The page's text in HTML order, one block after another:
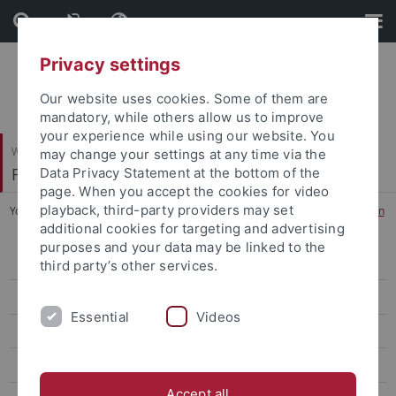
Skip
to
content
Skip
to
footer
Wirtschafts- und Sozialwissenschaftliche Fakultät
Fachbereich Wirtschaftswissenschaft
You are here: Startseite ... M.Sc. European Management with Lyon
Bachelor
M.Sc. Accounting and Finance
Privacy settings
Our website uses cookies. Some of them are
mandatory, while others allow us to improve
your experience while using our website. You
may change your settings at any time via the
Data Privacy Statement at the bottom of the
page. When you accept the cookies for video
playback, third-party providers may set
additional cookies for targeting and advertising
purposes and your data may be linked to the
third party’s other services.
Essential Videos